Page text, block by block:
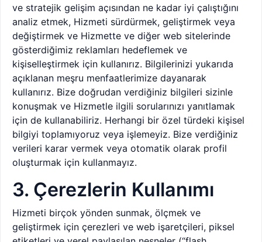
ve stratejik gelişim açısından ne kadar iyi çalıştığını
analiz etmek, Hizmeti sürdürmek, geliştirmek veya
değiştirmek ve Hizmette ve diğer web sitelerinde
gösterdiğimiz reklamları hedeflemek ve
kişiselleştirmek için kullanırız. Bilgilerinizi yukarıda
açıklanan meşru menfaatlerimize dayanarak
kullanırız. Bize doğrudan verdiğiniz bilgileri sizinle
konuşmak ve Hizmetle ilgili sorularınızı yanıtlamak
için de kullanabiliriz. Herhangi bir özel türdeki kişisel
bilgiyi toplamıyoruz veya işlemeyiz. Bize verdiğiniz
verileri karar vermek veya otomatik olarak profil
oluşturmak için kullanmayız.
3. Çerezlerin Kullanımı
Hizmeti birçok yönden sunmak, ölçmek ve
geliştirmek için çerezleri ve web işaretçileri, piksel